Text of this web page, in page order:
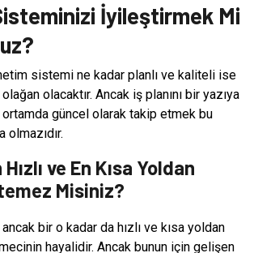
İyileştirmek Mi
sistemi ne kadar planlı ve kaliteli ise
olacaktır. Ancak iş planını bir yazıya
güncel olarak takip etmek bu
olmazıdır.
ve En Kısa Yoldan
Misiniz?
bir o kadar da hızlı ve kısa yoldan
hayalidir. Ancak bunun için gelişen